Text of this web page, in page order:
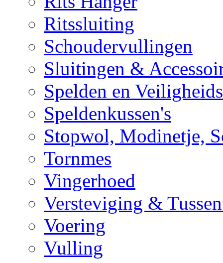
Ritssluiting
Schoudervullingen
Sluitingen &
Spelden en
Speldenkussen's
Stopwol, Modinetje,
Tornmes
Vingerhoed
Versteviging &
Voering
Vulling